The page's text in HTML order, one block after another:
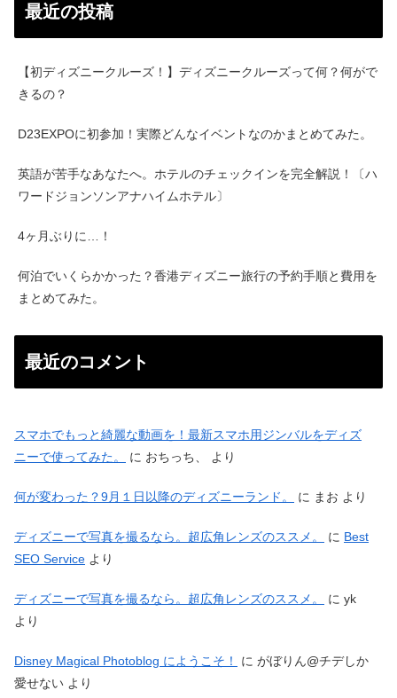
最近の投稿
【初ディズニークルーズ！】ディズニークルーズって何？何がで
きるの？
D23EXPOに初参加！実際どんなイベントなのかまとめてみた。
英語が苦手なあなたへ。ホテルのチェックインを完全解説！〔ハ
ワードジョンソンアナハイムホテル〕
4ヶ月ぶりに…！
何泊でいくらかかった？香港ディズニー旅行の予約手順と費用を
まとめてみた。
最近のコメント
スマホでもっと綺麗な動画を！最新スマホ用ジンバルをディズ
ニーで使ってみた。
に おちっち、 より
何が変わった？9月１日以降のディズニーランド。 に まお より
ディズニーで写真を撮るなら。超広角レンズのススメ。 に Best
SEO Service より
ディズニーで写真を撮るなら。超広角レンズのススメ。 に yk
より
Disney Magical Photoblog にようこそ！ に がぼりん@チデしか
愛せない より